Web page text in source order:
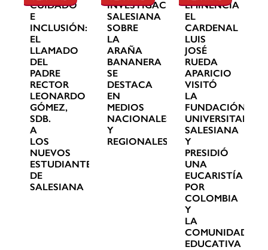
CUIDADO
E
INCLUSIÓN:
EL
LLAMADO
DEL
PADRE
RECTOR
LEONARDO
GÓMEZ,
SDB.
A
LOS
NUEVOS
ESTUDIANTES
DE
SALESIANA
INVESTIGACIÓN
SALESIANA
SOBRE
LA
ARAÑA
BANANERA
SE
DESTACA
EN
MEDIOS
NACIONALES
Y
REGIONALES
EMINENCIA
EL
CARDENAL
LUIS
JOSÉ
RUEDA
APARICIO
VISITÓ
LA
FUNDACIÓN
UNIVERSITARIA
SALESIANA
Y
PRESIDIÓ
UNA
EUCARISTÍA
POR
COLOMBIA
Y
LA
COMUNIDAD
EDUCATIVA